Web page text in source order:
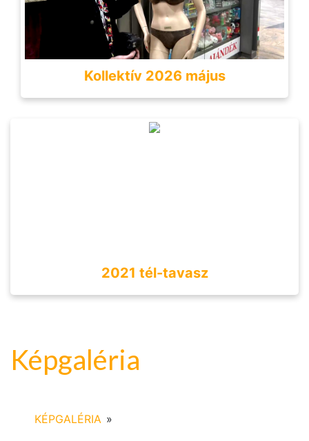
Kollektív 2026 május
2021 tél-tavasz
Képgaléria
KÉPGALÉRIA »